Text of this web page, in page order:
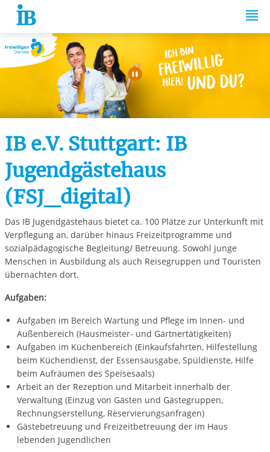
Springe zum Inhalt
Automatische
IB e.V. Stuttgart: IB
Jugendgästehaus
(FSJ_digital)
Das IB Jugendgästehaus bietet ca. 100 Plätze zur Unterkunft mit
Verpflegung an, darüber hinaus Freizeitprogramme und
sozialpädagogische Begleitung/ Betreuung. Sowohl junge
Menschen in Ausbildung als auch Reisegruppen und Touristen
übernachten dort.
Aufgaben:
Aufgaben im Bereich Wartung und Pflege im Innen- und
Außenbereich (Hausmeister- und Gärtnertätigkeiten)
Aufgaben im Küchenbereich (Einkaufsfahrten, Hilfestellung
beim Küchendienst, der Essensausgabe, Spüldienste, Hilfe
beim Aufräumen des Speisesaals)
Arbeit an der Rezeption und Mitarbeit innerhalb der
Verwaltung (Einzug von Gästen und Gästegruppen,
Rechnungserstellung, Reservierungsanfragen)
Gästebetreuung und Freizeitbetreuung der im Haus
lebenden Jugendlichen